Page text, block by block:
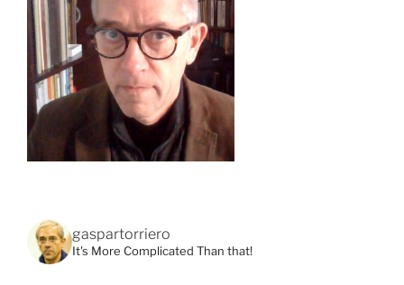
gaspartorriero
It's More Complicated Than that!